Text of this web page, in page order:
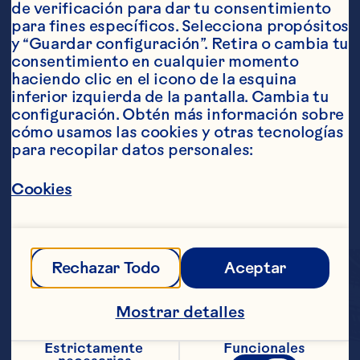
de verificación para dar tu consentimiento
para fines específicos. Selecciona propósitos
y “Guardar configuración”. Retira o cambia tu
consentimiento en cualquier momento
haciendo clic en el icono de la esquina
inferior izquierda de la pantalla. Cambia tu
configuración. Obtén más información sobre
cómo usamos las cookies y otras tecnologías
para recopilar datos personales:
Cookies
Rechazar Todo Aceptar
Mostrar detalles
Estrictamente
Funcionales